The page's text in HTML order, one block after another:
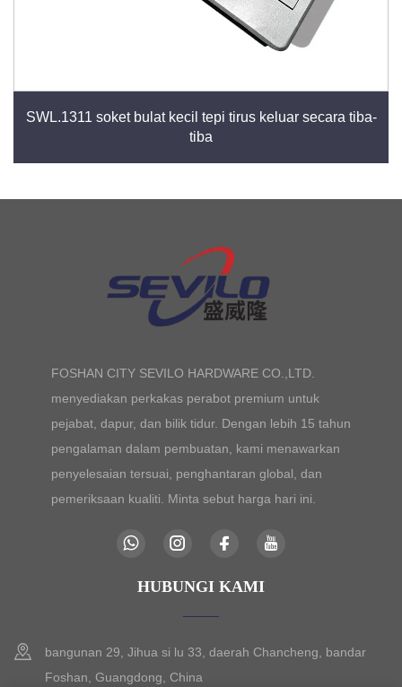
SWL.1311 soket bulat kecil tepi tirus keluar secara tiba-
tiba
FOSHAN CITY SEVILO HARDWARE CO.,LTD.
menyediakan perkakas perabot premium untuk
pejabat, dapur, dan bilik tidur. Dengan lebih 15 tahun
pengalaman dalam pembuatan, kami menawarkan
penyelesaian tersuai, penghantaran global, dan
pemeriksaan kualiti. Minta sebut harga hari ini.
HUBUNGI KAMI
bangunan 29, Jihua si lu 33, daerah Chancheng, bandar
Foshan, Guangdong, China